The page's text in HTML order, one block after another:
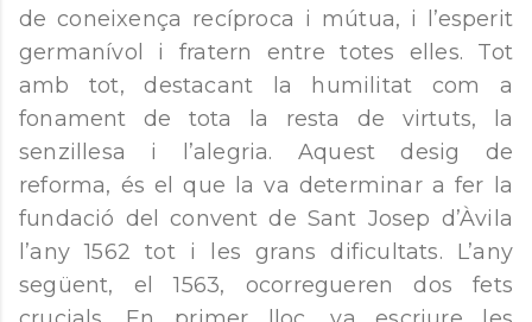
de coneixença recíproca i mútua, i l’esperit
germanívol i fratern entre totes elles. Tot
amb tot, destacant la humilitat com a
fonament de tota la resta de virtuts, la
senzillesa i l’alegria. Aquest desig de
reforma, és el que la va determinar a fer la
fundació del convent de Sant Josep d’Àvila
l’any 1562 tot i les grans dificultats. L’any
següent, el 1563, ocorregueren dos fets